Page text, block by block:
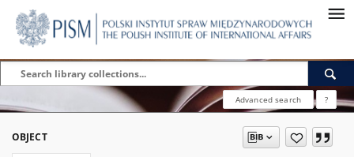
Advanced search ?
OBJECT